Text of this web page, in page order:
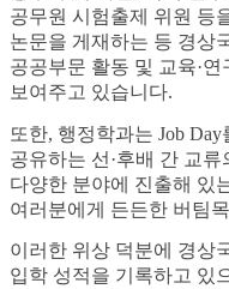
공무원 시험출제 위원 등
논문을 게재하는 등 경상
공공부문 활동 및 교육·연
보여주고 있습니다.
또한, 행정학과는 Job
공유하는 선·후배 간 교
다양한 분야에 진출해 있
여러분에게 든든한 버팀
이러한 위상 덕분에 경상
입학 성적을 기록하고 있